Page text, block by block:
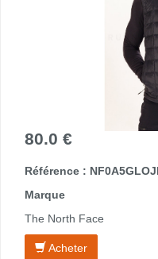
80.0 €
Référence :
Marque
The North Face
Acheter